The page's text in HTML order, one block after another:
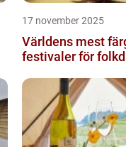
17 november 2025
Världens mest
festivaler för